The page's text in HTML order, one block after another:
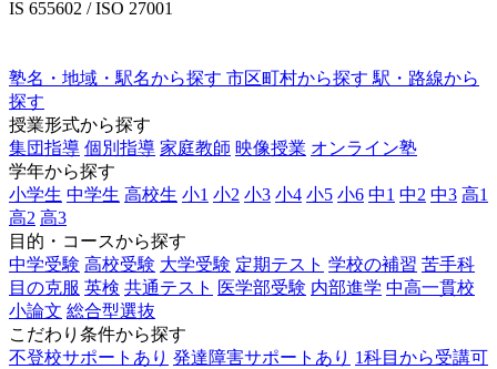
IS 655602 / ISO 27001
塾名・地域・駅名から探す 市区町村から探す 駅・路線から
探す
授業形式から探す
集団指導 個別指導 家庭教師 映像授業 オンライン塾
学年から探す
小学生 中学生 高校生 小1 小2 小3 小4 小5 小6 中1 中2 中3 高1
高2 高3
目的・コースから探す
中学受験 高校受験 大学受験 定期テスト 学校の補習 苦手科
目の克服 英検 共通テスト 医学部受験 内部進学 中高一貫校
小論文 総合型選抜
こだわり条件から探す
不登校サポートあり 発達障害サポートあり 1科目から受講可